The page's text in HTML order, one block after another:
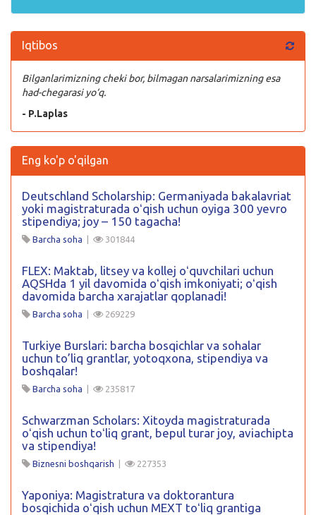
Iqtibos
Bilganlarimizning cheki bor, bilmagan narsalarimizning esa
had-chegarasi yo‘q.
- P.Laplas
Eng ko'p o'qilgan
Deutschland Scholarship: Germaniyada bakalavriat
yoki magistraturada oʻqish uchun oyiga 300 yevro
stipendiya; joy – 150 tagacha!
Barcha soha 301844
FLEX: Maktab, litsey va kollej oʻquvchilari uchun
AQSHda 1 yil davomida oʻqish imkoniyati; oʻqish
davomida barcha xarajatlar qoplanadi!
Barcha soha 269229
Turkiye Burslari: barcha bosqichlar va sohalar
uchun to’liq grantlar, yotoqxona, stipendiya va
boshqalar!
Barcha soha 235817
Schwarzman Scholars: Xitoyda magistraturada
oʻqish uchun toʻliq grant, bepul turar joy, aviachipta
va stipendiya!
Biznesni boshqarish 227353
Yaponiya: Magistratura va doktorantura
bosqichida oʻqish uchun MEXT toʻliq grantiga